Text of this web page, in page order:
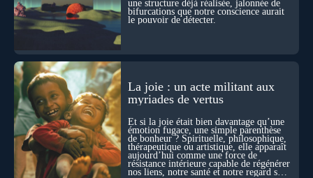
une structure déjà réalisée, jalonnée de
bifurcations que notre conscience aurait
le pouvoir de détecter.
La joie : un acte militant aux
myriades de vertus
Et si la joie était bien davantage qu’une
émotion fugace, une simple parenthèse
de bonheur ? Spirituelle, philosophique,
thérapeutique ou artistique, elle apparaît
aujourd’hui comme une force de
résistance intérieure capable de régénérer
nos liens, notre santé et notre regard sur